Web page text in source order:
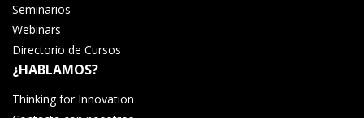
Seminarios
Webinars
Directorio de Cursos
¿HABLAMOS?
Thinking for Innovation